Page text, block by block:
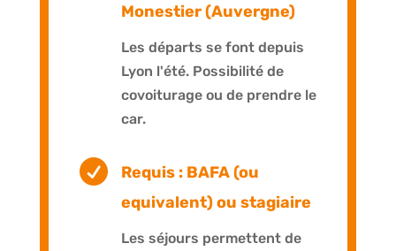
Monestier (Auvergne)
Les départs se font depuis
Lyon l'été. Possibilité de
covoiturage ou de prendre le
car.

Requis : BAFA (ou
equivalent) ou stagiaire
Les séjours permettent de